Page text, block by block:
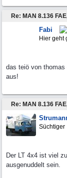
Fabi
Hier geht
das teiö von thomas
aus!
Süchtiger
Der LT 4x4 ist viel
ausgenuddelt sein.